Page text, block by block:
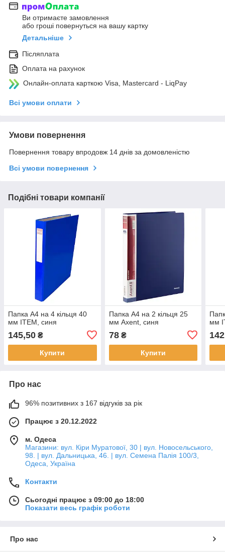
Ви отримаєте замовлення
або гроші повернуться на вашу картку
Детальніше
Післяплата
Оплата на рахунок
Онлайн-оплата карткою Visa, Mastercard - LiqPay
Всі умови оплати
Умови повернення
Повернення товару впродовж 14 днів за домовленістю
Всі умови повернення
Подібні товари компанії
Папка А4 на 4 кільця 40
мм ITEM, синя
145,50 ₴
Купити
Папка А4 на 2 кільця 25
мм Axent, синя
78₴
Купити
мм
Про нас
96% позитивних з 167 відгуків за рік
Працює з 20.12.2022
м. Одеса
Магазини: вул. Кіри Муратової, 30 | вул. Новосельського,
98. | вул. Дальницька, 46. | вул. Семена Палія 100/3,
Одеса, Україна
Контакти
Сьогодні працює з 09:00 до 18:00
Показати весь графік роботи
Про нас